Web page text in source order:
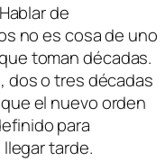
de
no es cosa de uno
toman décadas.
dos o tres décadas
el nuevo orden
para
tarde.